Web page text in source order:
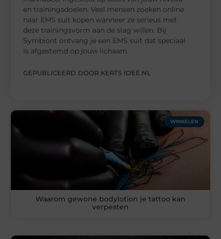
en trainingsdoelen. Veel mensen zoeken online
naar EMS suit kopen wanneer ze serieus met
deze trainingsvorm aan de slag willen. Bij
Symbiont ontvang je een EMS suit dat speciaal
is afgestemd op jouw lichaam.
GEPUBLICEERD DOOR KERTS IDEE.NL
WINKELEN
Waarom gewone bodylotion je tattoo kan
verpesten